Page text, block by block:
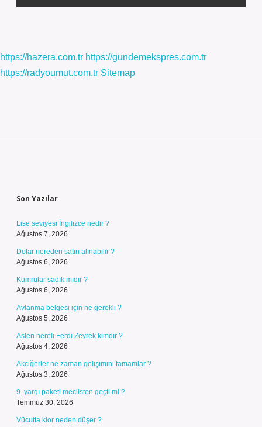
https://hazera.com.tr https://gundemekspres.com.tr
https://radyoumut.com.tr Sitemap
Son Yazılar
Lise seviyesi İngilizce nedir ?
Ağustos 7, 2026
Dolar nereden satın alınabilir ?
Ağustos 6, 2026
Kumrular sadık mıdır ?
Ağustos 6, 2026
Avlanma belgesi için ne gerekli ?
Ağustos 5, 2026
Aslen nereli Ferdi Zeyrek kimdir ?
Ağustos 4, 2026
Akciğerler ne zaman gelişimini tamamlar ?
Ağustos 3, 2026
9. yargı paketi meclisten geçti mi ?
Temmuz 30, 2026
Vücutta klor neden düşer ?